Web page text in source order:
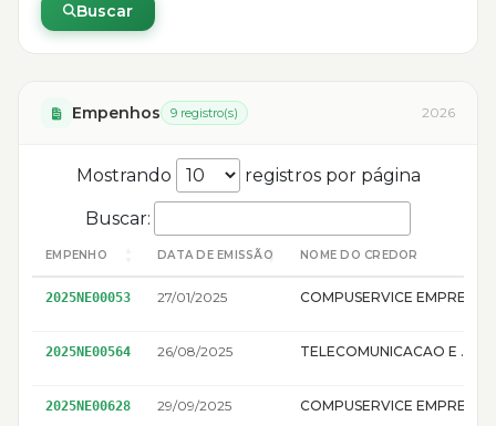
Buscar
Empenhos 9 registro(s) 2026
Mostrando registros por página
Buscar:
EMPENHO DATA DE EMISSÃO NOME DO CREDOR
2025NE00053 27/01/2025
2025NE00564 26/08/2025 TELECOMUNICACAO E SERVICOS LTDA
2025NE00628 29/09/2025